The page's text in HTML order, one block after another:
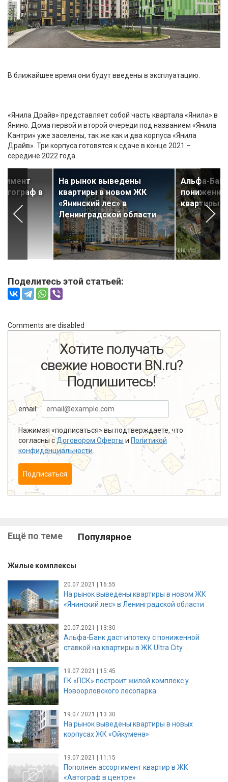
В ближайшее время они будут введены в эксплуатацию.
«Янила Драйв» представляет собой часть квартала «Янила» в
Янино. Дома первой и второй очереди под названием «Янила
Кантри» уже заселены, так же как и два корпуса «Янила
Драйв». Три корпуса готовятся к сдаче в конце 2021 –
середине 2022 года.
в
На рынок выведены
квартиры в новом ЖК
«Янинский лес» в
Ленинградской области
Альфа-
квартиры
Поделитесь этой статьей:
Comments are disabled
Хотите получать
свежие новости BN.ru?
Подпишитесь!
email:
Нажимая «подписаться» вы подтверждаете, что
согласны сДоговором Оферты и Политикой
конфиденциальности
Подписаться
Ещё по теме Популярное
Жилые комплексы
20.07.2021 | 16:55
На рынок выведены квартиры в новом ЖК
«Янинский лес» в Ленинградской области
20.07.2021 | 13:30
Альфа-Банк даст ипотеку с пониженной
ставкой на квартиры в ЖК Ultra City
19.07.2021 | 15:45
ГК «ПСК» построит жилой комплекс у
Новоорловского лесопарка
19.07.2021 | 13:30
На рынок выведены квартиры в новых
корпусах ЖК «Ойкумена»
19.07.2021 | 11:15
Пополнен ассортимент квартир в ЖК
«Автограф в центре»